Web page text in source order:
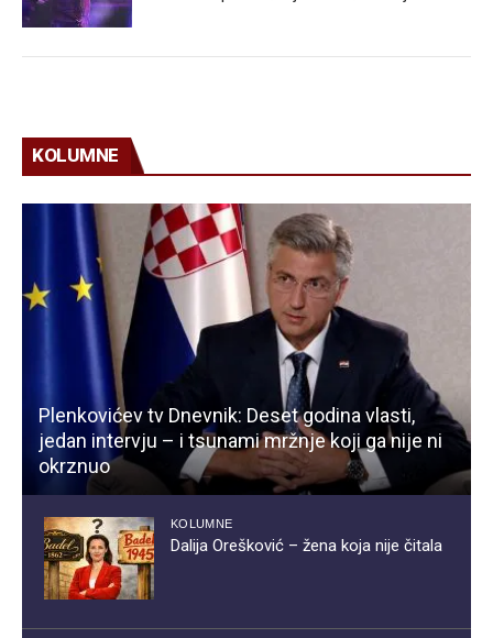
KOLUMNE
Plenkovićev tv Dnevnik: Deset godina vlasti,
jedan intervju – i tsunami mržnje koji ga nije ni
okrznuo
KOLUMNE
Dalija Orešković – žena koja nije čitala